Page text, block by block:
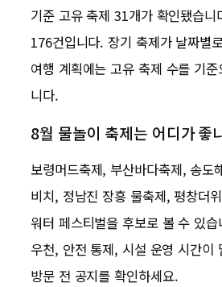
기준 고유 축제 31개가 확인됐습
176건입니다. 장기 축제가 날짜별
여행 계획에는 고유 축제 수를 기
니다.
8월 물놀이 축제는 어디가 좋
보령머드축제, 부산바다축제, 송도
비치, 정남진 장흥 물축제, 평창더
워터 페스티벌을 후보로 볼 수 있
우천, 안전 통제, 시설 운영 시간이
방문 전 공지를 확인하세요.